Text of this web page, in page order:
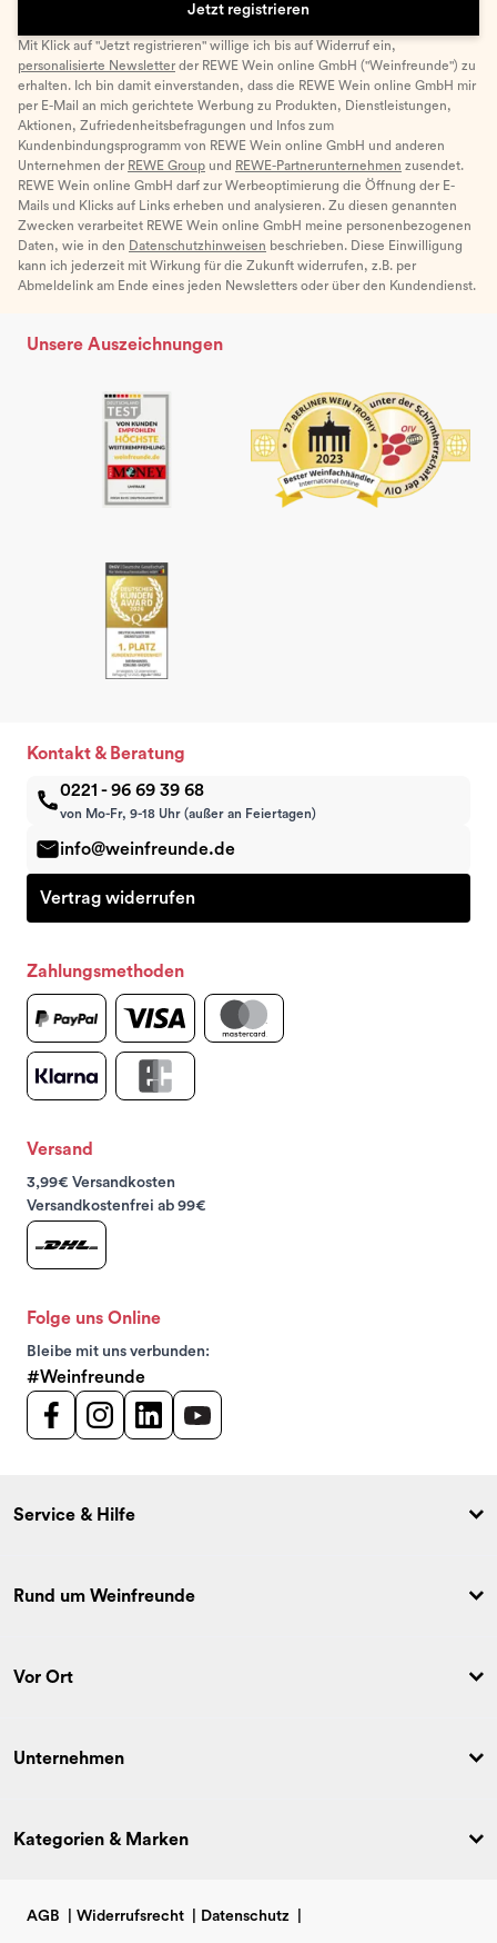
Jetzt registrieren
Mit Klick auf "Jetzt registrieren" willige ich bis auf Widerruf ein,
personalisierte Newsletter der REWE Wein online GmbH ("Weinfreunde") zu
erhalten. Ich bin damit einverstanden, dass die REWE Wein online GmbH mir
per E-Mail an mich gerichtete Werbung zu Produkten, Dienstleistungen,
Aktionen, Zufriedenheitsbefragungen und Infos zum
Kundenbindungsprogramm von REWE Wein online GmbH und anderen
Unternehmen der REWE Group und REWE-Partnerunternehmen zusendet.
REWE Wein online GmbH darf zur Werbeoptimierung die Öffnung der E-
Mails und Klicks auf Links erheben und analysieren. Zu diesen genannten
Zwecken verarbeitet REWE Wein online GmbH meine personenbezogenen
Daten, wie in den Datenschutzhinweisen beschrieben. Diese Einwilligung
kann ich jederzeit mit Wirkung für die Zukunft widerrufen, z.B. per
Abmeldelink am Ende eines jeden Newsletters oder über den Kundendienst.
Unsere Auszeichnungen
Kontakt & Beratung
0221 - 96 69 39 68
von Mo-Fr, 9-18 Uhr (außer an Feiertagen)
info@weinfreunde.de
Vertrag widerrufen
Zahlungsmethoden
Versand
3,99€ Versandkosten
Versandkostenfrei ab 99€
Folge uns Online
Bleibe mit uns verbunden:
#Weinfreunde
Service & Hilfe
Rund um Weinfreunde
Vor Ort
Unternehmen
Kategorien & Marken
AGB Widerrufsrecht Datenschutz